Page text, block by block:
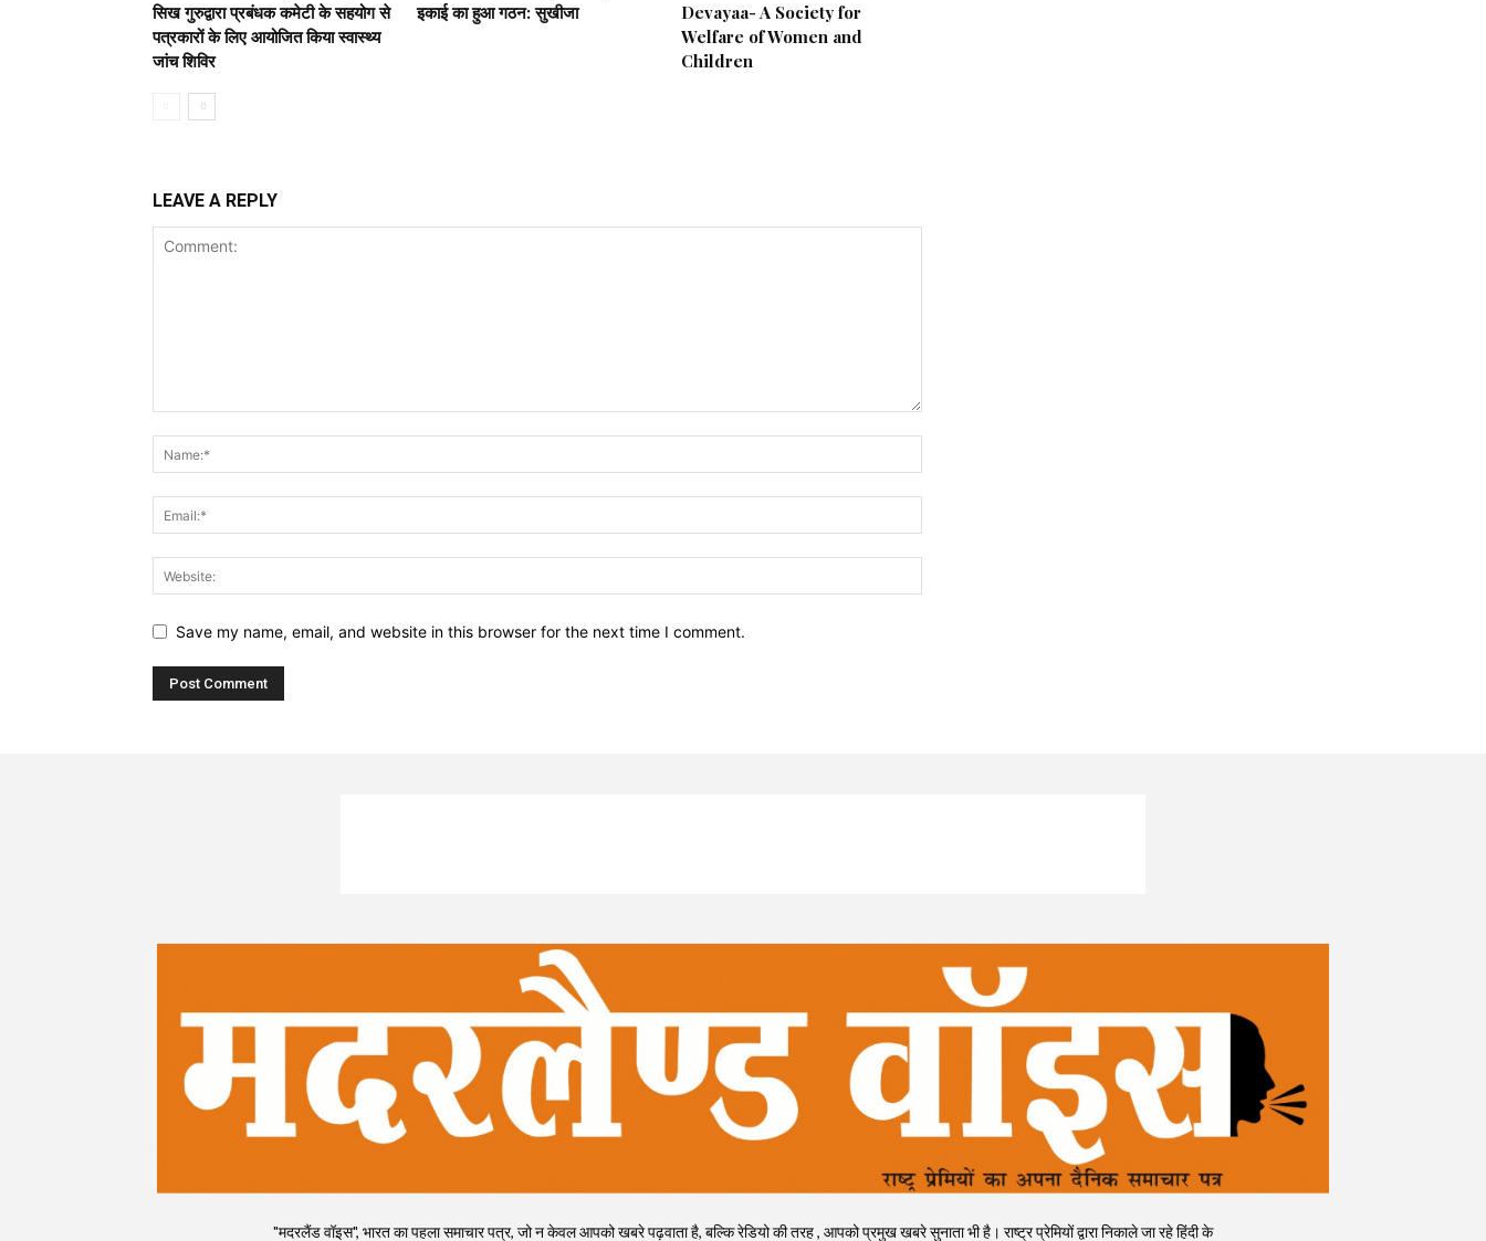
सिख गुरुद्वारा प्रबंधक कमेटी के सहयोग से
पत्रकारों के लिए आयोजित किया स्वास्थ्य
जांच शिविर
इकाई का हुआ गठन: सुखीजा
Devayaa- A Society for
Welfare of Women and
Children
LEAVE A REPLY
Save my name, email, and website in this browser for the next time I comment.
"मदरलैंड वॉइस", भारत का पहला समाचार पत्र, जो न केवल आपको खबरे पढ़वाता है, बल्कि रेडियो की तरह , आपको प्रमुख खबरे सुनाता भी है। राष्ट्र प्रेमियों द्वारा निकाले जा रहे हिंदी के